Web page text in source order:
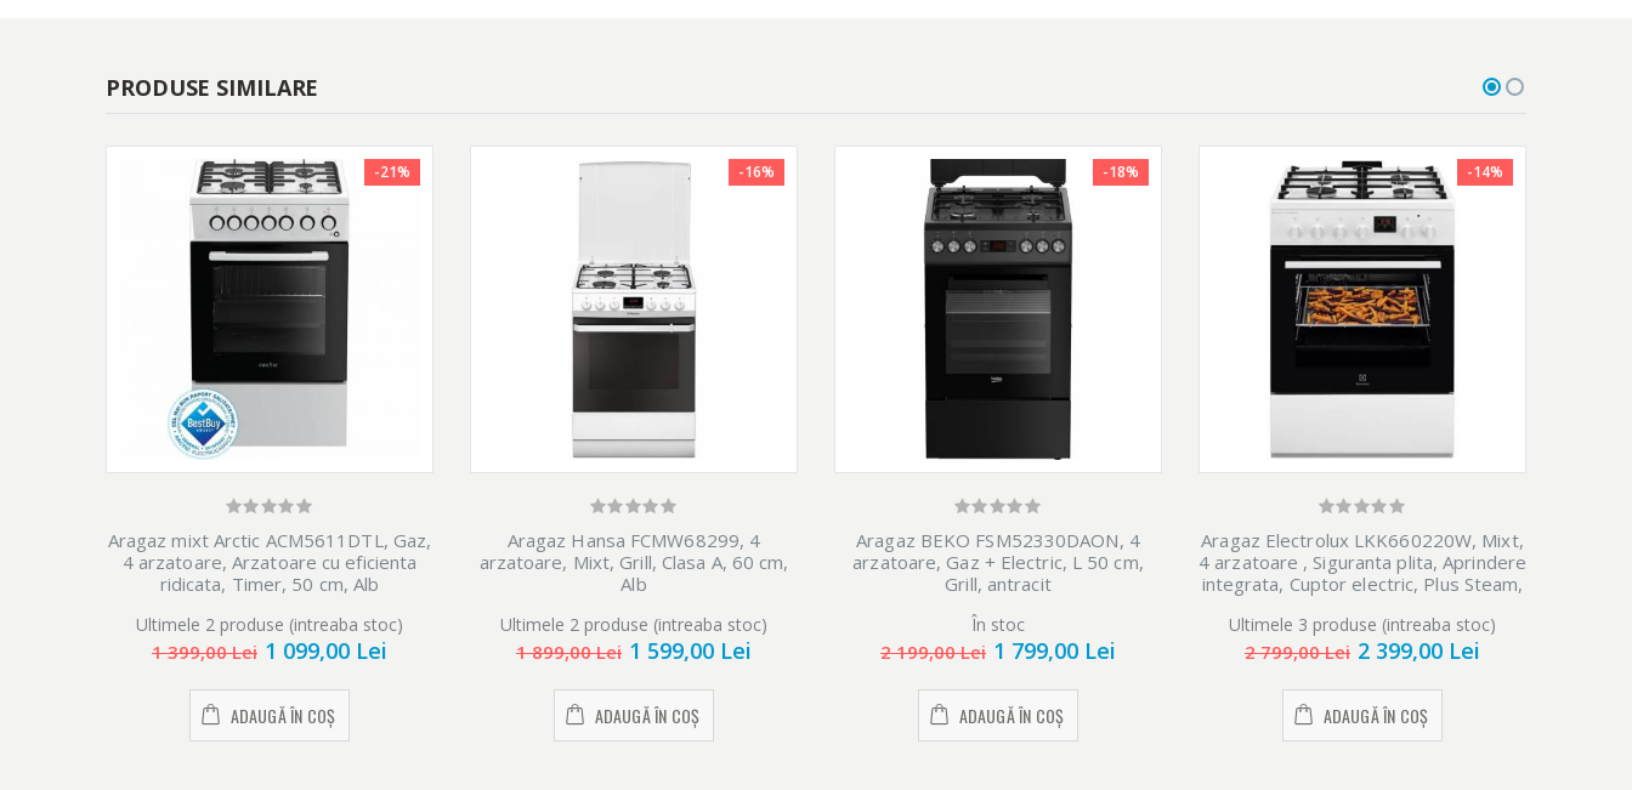
PRODUSE SIMILARE
-21%
Aragaz mixt Arctic ACM5611DTL, Gaz,
4 arzatoare, Arzatoare cu eficienta
ridicata, Timer, 50 cm, Alb
Ultimele 2 produse (intreaba stoc)
1 399,00 Lei 1 099,00 Lei
ADAUGĂ ÎN COȘ
-16%
Aragaz Hansa FCMW68299, 4
arzatoare, Mixt, Grill, Clasa A, 60 cm,
Alb
Ultimele 2 produse (intreaba stoc)
1 899,00 Lei 1 599,00 Lei
ADAUGĂ ÎN COȘ
-18%
Aragaz BEKO FSM52330DAON, 4
arzatoare, Gaz + Electric, L 50 cm,
Grill, antracit
În stoc
2 199,00 Lei 1 799,00 Lei
ADAUGĂ ÎN COȘ
-14%
Aragaz Electrolux LKK660220W, Mixt,
4 arzatoare , Siguranta plita, Aprindere
integrata, Cuptor electric, Plus Steam,
cm, Alb
Ultimele 3 produse (intreaba stoc)
2 799,00 Lei 2 399,00 Lei
ADAUGĂ ÎN COȘ